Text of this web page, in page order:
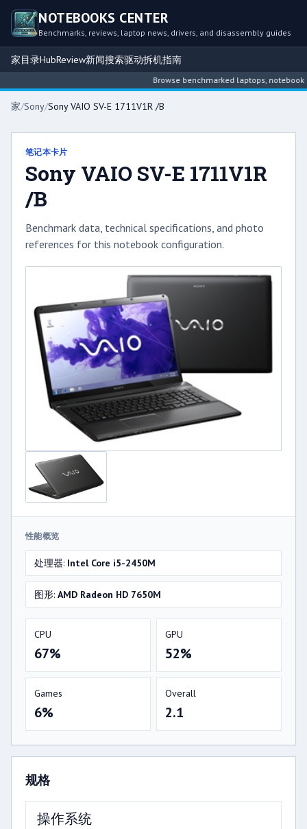
NOTEBOOKS CENTER
Benchmarks, reviews, laptop news, drivers, and disassembly guides
家目录HubReview新闻搜索驱动拆机指南
Browse benchmarked laptops, notebook
家/Sony/Sony VAIO SV-E 1711V1R /B
笔记本卡片
Sony VAIO SV-E 1711V1R
/B
Benchmark data, technical specifications, and photo
references for this notebook configuration.
性能概览
处理器: Intel Core i5-2450M
图形: AMD Radeon HD 7650M
CPU
67%
GPU
52%
Games
6%
Overall
2.1
规格
操作系统